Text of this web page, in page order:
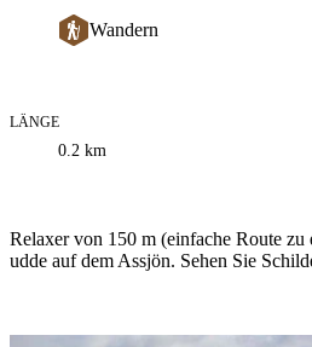
Wandern
Informationen
zum
LÄNGE
0.2 km
Relaxer von 150 m (einfache Route zu
udde auf dem Assjön. Sehen Sie
Bildergalerie